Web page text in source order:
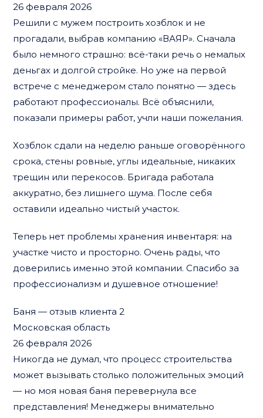
26 февраля 2026
Решили с мужем построить хозблок и не
прогадали, выбрав компанию «ВАЯР». Сначала
было немного страшно: всё-таки речь о немалых
деньгах и долгой стройке. Но уже на первой
встрече с менеджером стало понятно — здесь
работают профессионалы. Всё объяснили,
показали примеры работ, учли наши пожелания.
Хозблок сдали на неделю раньше оговорённого
срока, стены ровные, углы идеальные, никаких
трещин или перекосов. Бригада работала
аккуратно, без лишнего шума. После себя
оставили идеально чистый участок.
Теперь нет проблемы хранения инвентаря: на
участке чисто и просторно. Очень рады, что
доверились именно этой компании. Спасибо за
профессионализм и душевное отношение!
Баня — отзыв клиента 2
Московская область
26 февраля 2026
Никогда не думал, что процесс строительства
может вызывать столько положительных эмоций
— но моя новая баня перевернула все
представления! Менеджеры внимательно